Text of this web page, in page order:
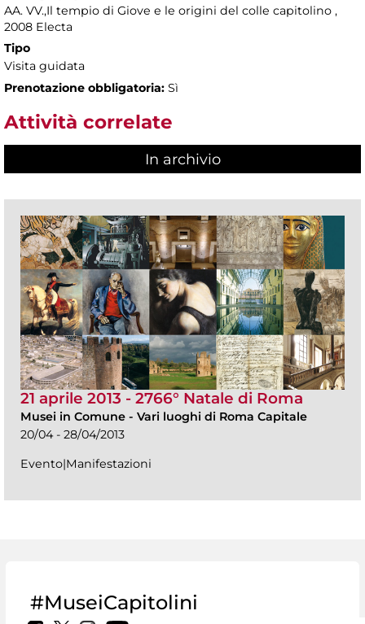
AA. VV.,Il tempio di Giove e le origini del colle capitolino ,
2008 Electa
Tipo
Visita guidata
Prenotazione obbligatoria: Sì
Attività correlate
In archivio
21 aprile 2013 - 2766° Natale di Roma
Musei in Comune - Vari luoghi di Roma Capitale
20/04 - 28/04/2013
Evento|Manifestazioni
#MuseiCapitolini